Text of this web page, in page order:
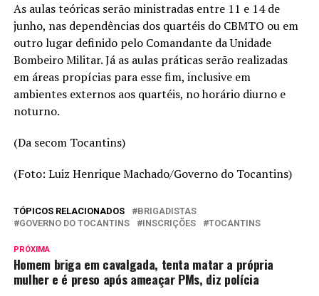
As aulas teóricas serão ministradas entre 11 e 14 de
junho, nas dependências dos quartéis do CBMTO ou em
outro lugar definido pelo Comandante da Unidade
Bombeiro Militar. Já as aulas práticas serão realizadas
em áreas propícias para esse fim, inclusive em
ambientes externos aos quartéis, no horário diurno e
noturno.
(Da secom Tocantins)
(Foto: Luiz Henrique Machado/Governo do Tocantins)
TÓPICOS RELACIONADOS
BRIGADISTAS
GOVERNO DO TOCANTINS
INSCRIÇÕES TOCANTINS
PRÓXIMA
Homem briga em cavalgada, tenta matar a própria
mulher e é preso após ameaçar PMs, diz polícia